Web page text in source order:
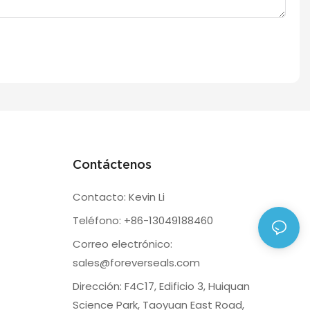
Contáctenos
Contacto: Kevin Li
Teléfono: +86-13049188460
Correo electrónico:
sales@foreverseals.com
Dirección: F4C17, Edificio 3, Huiquan
Science Park, Taoyuan East Road,